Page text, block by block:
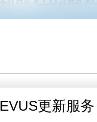
EVUS更新服务